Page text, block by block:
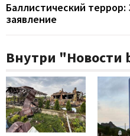
Баллистический
заявление
Внутри "Новости